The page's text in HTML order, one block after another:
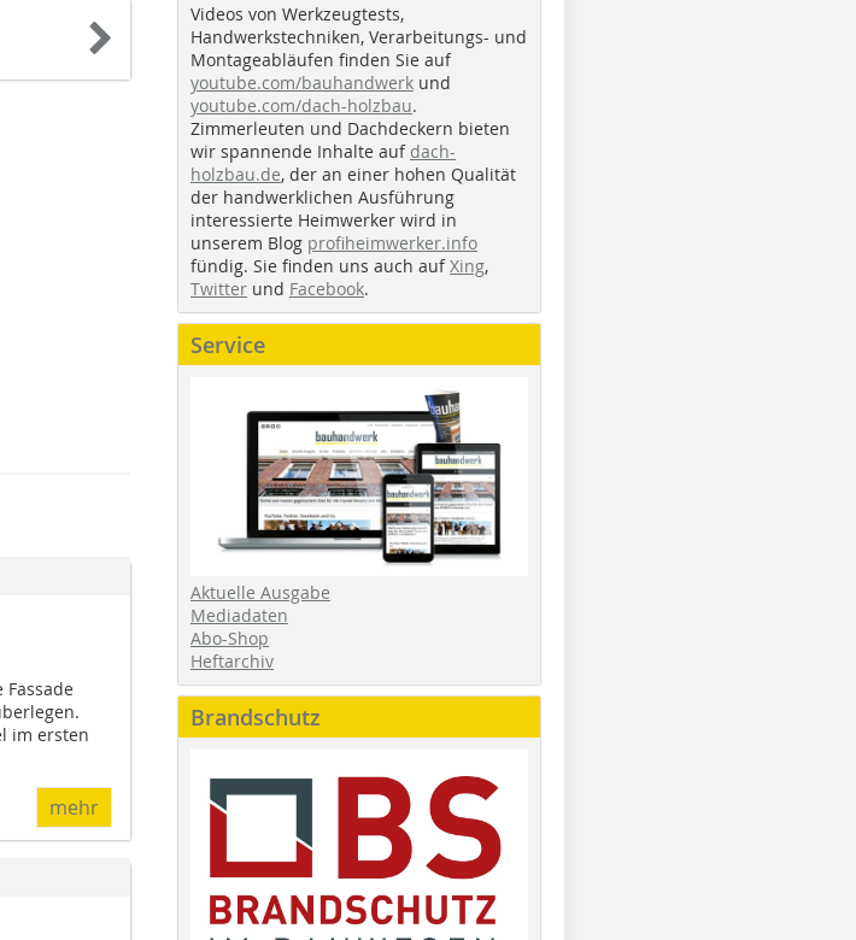
Fassade
im ersten
mehr
Videos von Werkzeugtests,
Handwerkstechniken, Verarbeitungs- und
Montageabläufen finden Sie auf
youtube.com/bauhandwerk und
youtube.com/dach-holzbau.
Zimmerleuten und Dachdeckern bieten
wir spannende Inhalte auf dach-
holzbau.de, der an einer hohen Qualität
der handwerklichen Ausführung
interessierte Heimwerker wird in
unserem Blog profiheimwerker.info
fündig. Sie finden uns auch aufXing,
Twitter und Facebook.
Service
Aktuelle Ausgabe
Mediadaten
Abo-Shop
Heftarchiv
Brandschutz